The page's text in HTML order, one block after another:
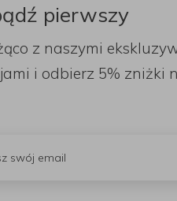
OGRÓD
Stay here Switch to
pierwszy
z naszymi
i odbierz 5% zniżki